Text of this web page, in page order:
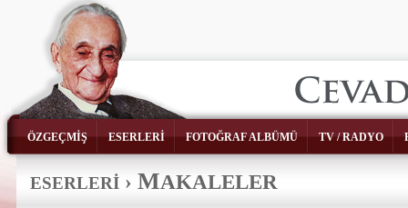
ÖZGEÇMİŞ ESERLERİ FOTOĞRAF ALBÜMÜ TV / RADYO
ESERLERİ › MAKALELER